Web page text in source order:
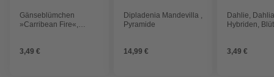
Gänseblümchen
»Carribean Fire«,
3,49 €
Dipladenia Mandevilla ,
Pyramide
14,99 €
Dahlie,
Hybriden,
3,49 €